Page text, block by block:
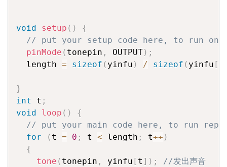
void setup ( )
{
// put your setup code here, to run
pinMode ( tonepin , OUTPUT) ;
  length
= sizeof ( yinfu ) / sizeof ( yinfu [
}
int
t ;
void
loop ( )
{
// put your main code here, to run
for
( t = 0 ; t < length ; t++ )
{
tone ( tonepin , yinfu [ t ] ) ;
//发出声音